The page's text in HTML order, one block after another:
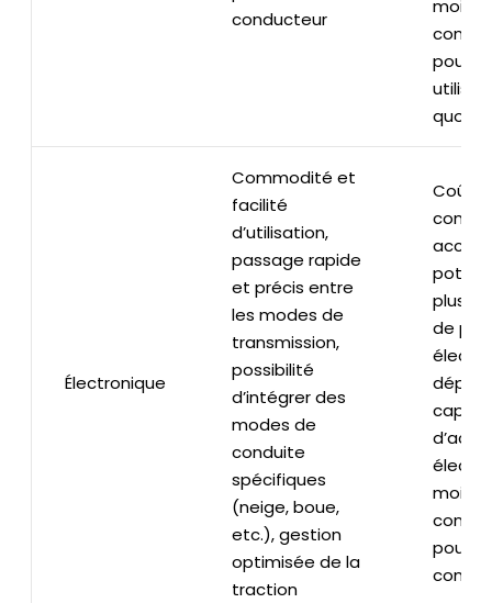
conducteur
moins
pour
Électronique
Commodité et
facilité
d’utilisation,
passage rapide
et précis entre
les modes de
transmission,
possibilité
d’intégrer des
modes de
conduite
spécifiques
(neige, boue,
etc.), gestion
optimisée de la
traction
Coût
plus
de
moins
pour le